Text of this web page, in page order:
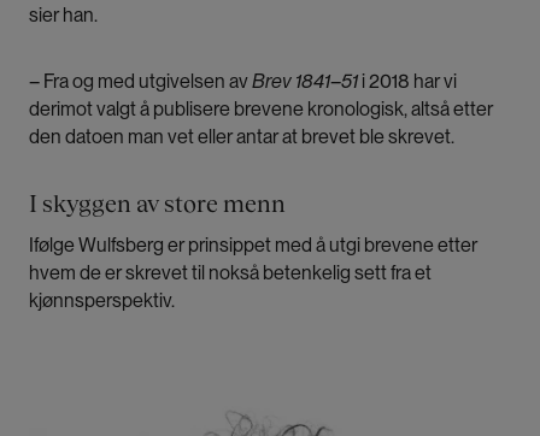
sier han.
– Fra og med utgivelsen avBrev 1841–51 i 2018 har vi
derimot valgt å publisere brevene kronologisk, altså etter
den datoen man vet eller antar at brevet ble skrevet.
I skyggen av store menn
Ifølge Wulfsberg er prinsippet med å utgi brevene etter
hvem de er skrevet til nokså betenkelig sett fra et
kjønnsperspektiv.